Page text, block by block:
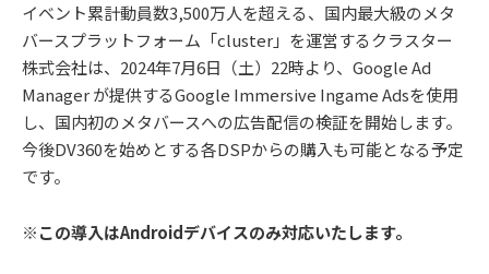
イベント累計動員数3,500万人を超える、国内最大級のメタ
バースプラットフォーム「cluster」を運営するクラスター
株式会社は、2024年7月6日（土）22時より、Google Ad
Manager が提供するGoogle Immersive Ingame Adsを使用
し、国内初のメタバースへの広告配信の検証を開始します。
今後DV360を始めとする各DSPからの購入も可能となる予定
です。
※この導入はAndroidデバイスのみ対応いたします。